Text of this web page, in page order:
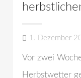
1. Dezember
Vor zwei
Herbstwetter